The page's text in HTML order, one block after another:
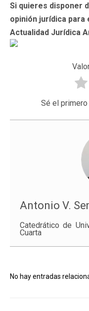
Si quieres disponer
opinión jurídica para
Actualidad Jurídica
Sé el
Antonio V.
Catedrático de
Cuarta
No hay entradas